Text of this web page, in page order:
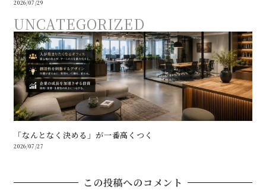
2026/07/29
UNCATEGORIZED
「なんとなく決める」が一番高くつく
2026/07/27
この投稿へのコメント